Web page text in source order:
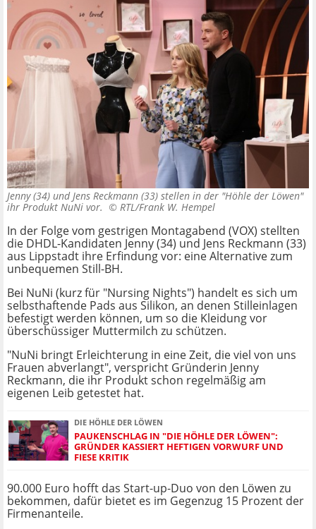
Jenny (34) und Jens Reckmann (33) stellen in der "Höhle der Löwen"
ihr Produkt NuNi vor. © RTL/Frank W. Hempel
In der Folge vom gestrigen Montagabend (VOX) stellten
die DHDL-Kandidaten Jenny (34) und Jens Reckmann (33)
aus Lippstadt ihre Erfindung vor: eine Alternative zum
unbequemen Still-BH.
Bei NuNi (kurz für "Nursing Nights") handelt es sich um
selbsthaftende Pads aus Silikon, an denen Stilleinlagen
befestigt werden können, um so die Kleidung vor
überschüssiger Muttermilch zu schützen.
"NuNi bringt Erleichterung in eine Zeit, die viel von uns
Frauen abverlangt", verspricht Gründerin Jenny
Reckmann, die ihr Produkt schon regelmäßig am
eigenen Leib getestet hat.
DIE HÖHLE DER LÖWEN
PAUKENSCHLAG IN "DIE HÖHLE DER LÖWEN":
GRÜNDER KASSIERT HEFTIGEN VORWURF UND
FIESE KRITIK
90.000 Euro hofft das Start-up-Duo von den Löwen zu
bekommen, dafür bietet es im Gegenzug 15 Prozent der
Firmenanteile.